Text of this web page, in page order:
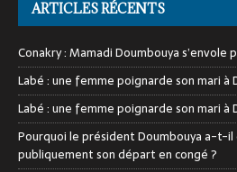
ARTICLES RÉCENTS
Conakry : Mamadi Doumbouya s’envole
Labé : une femme poignarde son mari à
Labé : une femme poignarde son mari à
Pourquoi le président Doumbouya a-t-il
publiquement son départ en congé ?